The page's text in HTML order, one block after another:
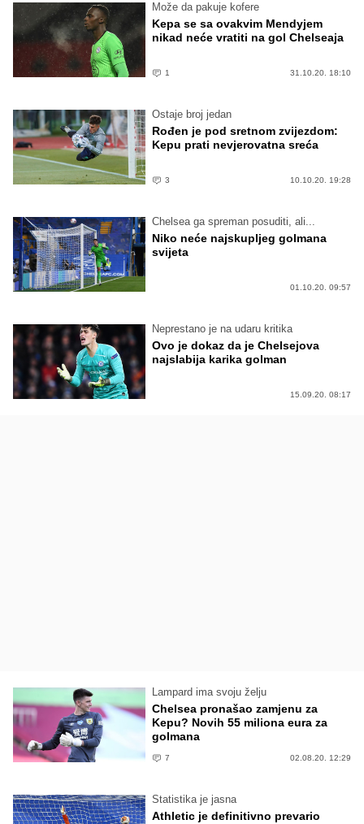
Može da pakuje kofere
Kepa se sa ovakvim Mendyjem
nikad neće vratiti na gol Chelseaja
1 31.10.20. 18:10
Ostaje broj jedan
Rođen je pod sretnom zvijezdom:
Kepu prati nevjerovatna sreća
3 10.10.20. 19:28
Chelsea ga spreman posuditi, ali...
Niko neće najskupljeg golmana
svijeta
01.10.20. 09:57
Neprestano je na udaru kritika
Ovo je dokaz da je Chelsejova
najslabija karika golman
15.09.20. 08:17
Lampard ima svoju želju
Chelsea pronašao zamjenu za
Kepu? Novih 55 miliona eura za
golmana
7 02.08.20. 12:29
Statistika je jasna
Athletic je definitivno prevario